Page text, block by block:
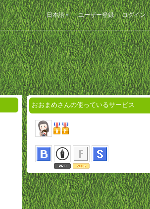
日本語 ユーザー登録 ログイン
おおまめさんの使っているサービス